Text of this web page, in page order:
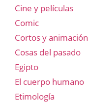
Cine y películas
Comic
Cortos y animación
Cosas del pasado
Egipto
El cuerpo humano
Etimología